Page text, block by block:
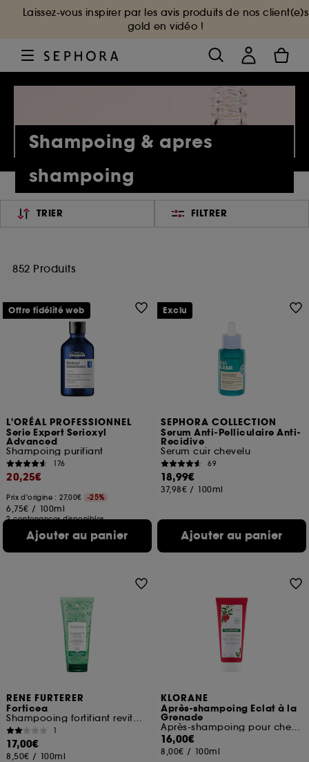
Laissez-vous inspirer par les avis produits de nos client(e)s
gold en vidéo !
Shampoing & apres
shampoing
TRIER FILTRER
852 Produits
L'ORÉAL PROFESSIONNEL
Serie Expert Serioxyl
Advanced
Shampoing purifiant
176
20,25€
Prix d'origine : 27,00€ -25%
6,75€ / 100ml
2 contenances disponibles
Ajouter au panier
Offre fidélité web
SEPHORA COLLECTION
Serum Anti-Pelliculaire Anti-
Recidive
Serum cuir chevelu
69
18,99€
37,98€ / 100ml
Ajouter au panier
Exclu
RENE FURTERER
Forticea
Shampooing fortifiant revitalisant
1
17,00€
8,50€ / 100ml
KLORANE
Après-shampoing Eclat à la
Grenade
Après-shampoing pour cheveux colorés
16,00€
8,00€ / 100ml